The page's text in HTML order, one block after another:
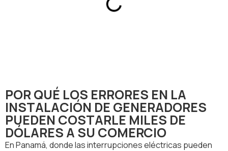
POR QUÉ LOS ERRORES EN LA
INSTALACIÓN DE GENERADORES
PUEDEN COSTARLE MILES DE
DÓLARES A SU COMERCIO
En Panamá, donde las interrupciones eléctricas pueden